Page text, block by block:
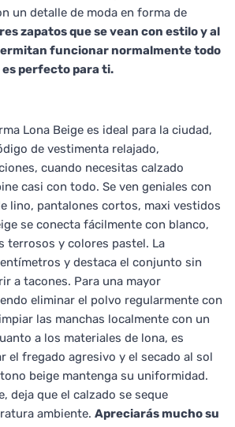
un detalle de moda en forma de
zapatos que se vean con estilo y al
funcionar normalmente todo
es perfecto para ti.
Lona Beige es ideal para la ciudad,
de vestimenta relajado,
cuando necesitas calzado
casi con todo. Se ven geniales con
lino, pantalones cortos, maxi vestidos
se conecta fácilmente con blanco,
terrosos y colores pastel. La
y destaca el conjunto sin
a tacones. Para una mayor
eliminar el polvo regularmente con
las manchas localmente con un
a los materiales de lona, es
el fregado agresivo y el secado al sol
beige mantenga su uniformidad.
deja que el calzado se seque
ambiente. Apreciarás mucho su